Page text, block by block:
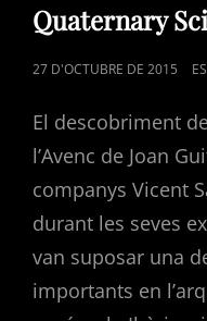
Quaternary
POSTED
27 D'OCTUBRE DE 2015
El descobriment
l’Avenc de Joan
companys Vicent
durant les seves
van suposar una
importants en